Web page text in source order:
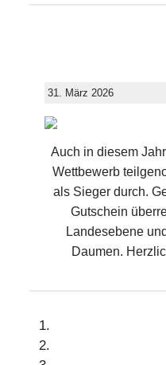
31. März 2026
Auch in diesem
Wettbewerb
als Sieger durch.
Gutschein
Landesebene
Daumen.